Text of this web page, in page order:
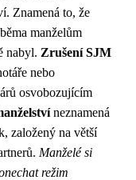
Znamená to, že
manželům
nabyl. Zrušení SJM
nebo
osvobozujícím
neznamená
založený na větší
Manželé si
režim